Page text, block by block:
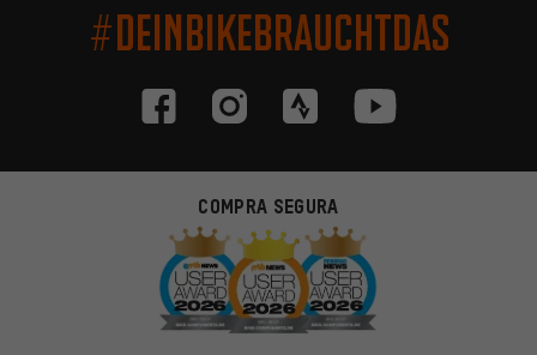
#DEINBIKEBRAUCHTDAS
COMPRA SEGURA